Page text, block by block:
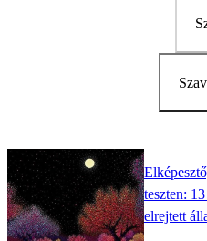
teszten:
elrejtett